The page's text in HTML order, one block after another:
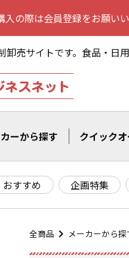
の際は会員登録をお願いい
売サイトです。 食品・日
ーから探す クイック
おすすめ 企画特集
全商品 メーカーから探